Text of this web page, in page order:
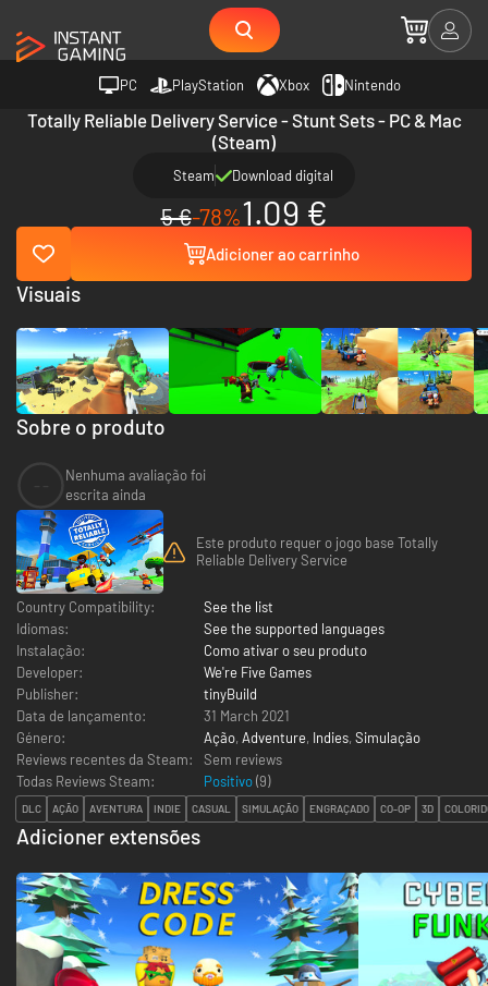
PC PlayStation Xbox Nintendo
Totally Reliable Delivery Service - Stunt Sets - PC & Mac
(Steam)
Steam Download digital
5 €-78%1.09 €
Adicioner ao carrinho
Sobre o produto
Nenhuma avaliação foi
escrita ainda
Este produto requer o jogo base Totally
Reliable Delivery Service
Country Compatibility:
See the list
Idiomas:
See the supported languages
Instalação:
Como ativar o seu produto
Developer:
We're Five Games
Publisher:
tinyBuild
Data de lançamento:
31 March 2021
Género:
Ação, Adventure, Indies, Simulação
Reviews recentes da Steam:
Sem reviews
Todas Reviews Steam:
Positivo(9)
DLC AÇÃO AVENTURA INDIE CASUAL SIMULAÇÃO ENGRAÇADO CO-OP 3D
Adicioner extensões
Visuais